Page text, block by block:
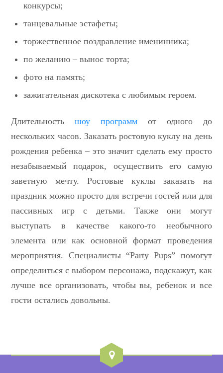
конкурсы;
танцевальные эстафеты;
торжественное поздравление именинника;
по желанию – вынос торта;
фото на память;
зажигательная дискотека с любимым героем.
Длительностьшоу программ от одного до
нескольких часов. Заказать ростовую куклу на день
рождения ребенка – это значит сделать ему просто
незабываемый подарок, осуществить его самую
заветную мечту. Ростовые куклы заказать на
праздник можно просто для встречи гостей или для
пассивных игр с детьми. Также они могут
выступать в качестве какого-то необычного
элемента или как основной формат проведения
мероприятия. Специалисты “Party Pups” помогут
определиться с выбором персонажа, подскажут, как
лучше все организовать, чтобы вы, ребенок и все
гости остались довольны.